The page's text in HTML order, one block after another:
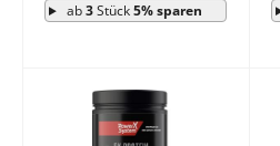
ab3Stück5% sparen